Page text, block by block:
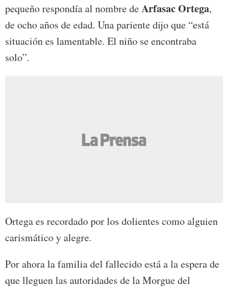
pequeño respondía al nombre deArfasac Ortega,
de ocho años de edad. Una pariente dijo que “está
situación es lamentable. El niño se encontraba
solo”.
Ortega es recordado por los dolientes como alguien
carismático y alegre.
Por ahora la familia del fallecido está a la espera de
que lleguen las autoridades de la Morgue del